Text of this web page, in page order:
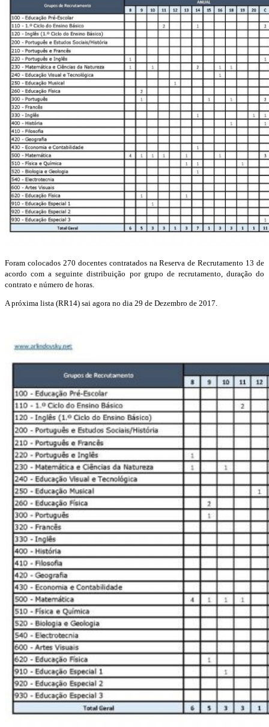
Foram colocados 270 docentes contratados na Reserva de Recrutamento 13 de
acordo com a seguinte distribuição por grupo de recrutamento, duração do
contrato e número de horas.
A próxima lista (RR14) sai agora no dia 29 de Dezembro de 2017.